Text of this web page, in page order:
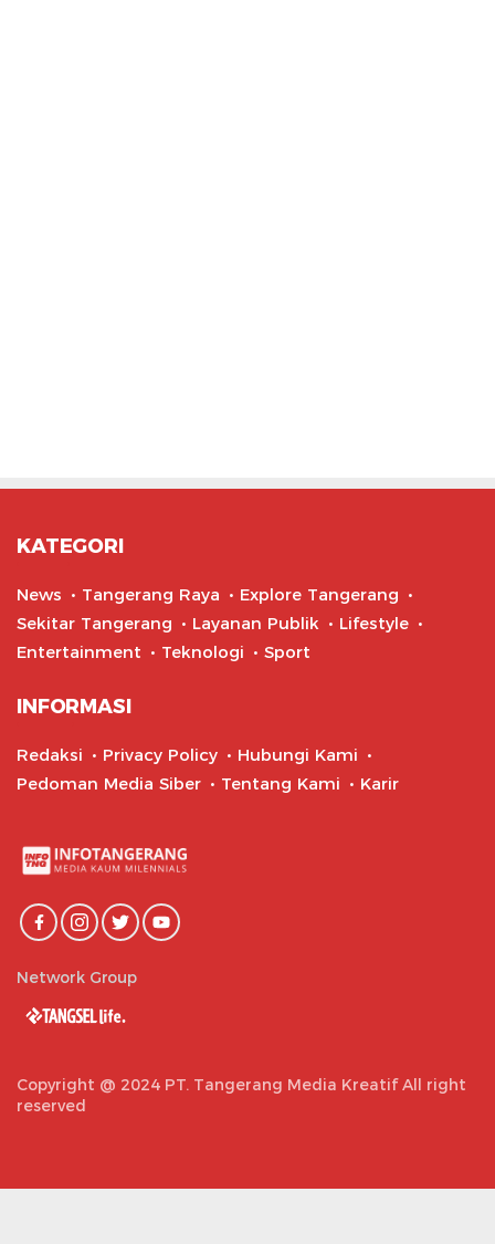
KATEGORI
News Tangerang Raya
Explore Tangerang
Sekitar Tangerang
Layanan Publik
Lifestyle
Entertainment
Teknologi Sport
INFORMASI
Redaksi Privacy Policy
Hubungi Kami
Pedoman Media Siber
Tentang Kami Karir
Network Group
Copyright @ 2024 PT. Tangerang Media Kreatif All right
reserved